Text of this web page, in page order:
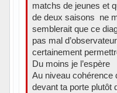
matchs de jeunes et
de deux saisons ne
semblerait que ce
pas mal
certainement
Du moins je l’espère
Au niveau cohérence
devant ta porte plutôt